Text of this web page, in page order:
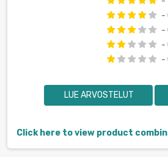
-
-
-
-
LUE ARVOSTELUT
Click here to view product